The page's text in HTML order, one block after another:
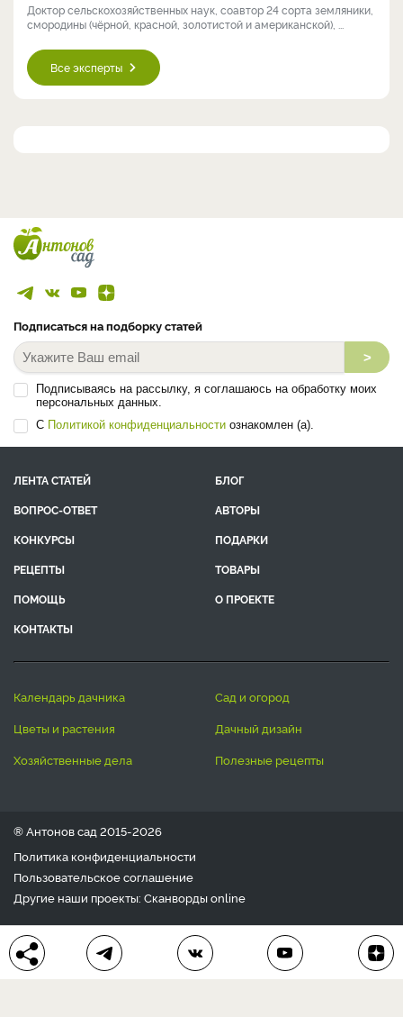
Доктор сельскохозяйственных наук, соавтор 24 сорта земляники,
смородины (чёрной, красной, золотистой и американской), ...
Все эксперты
Подписаться на подборку статей
>
Подписываясь на рассылку, я соглашаюсь на обработку моих
персональных данных.
С Политикой конфиденциальности ознакомлен (а).
ЛЕНТА СТАТЕЙ
БЛОГ
ВОПРОС-ОТВЕТ
АВТОРЫ
КОНКУРСЫ
ПОДАРКИ
РЕЦЕПТЫ
ТОВАРЫ
ПОМОЩЬ
О ПРОЕКТЕ
КОНТАКТЫ
календарь дачника
сад и огород
цветы и растения
дачный дизайн
хозяйственные дела
полезные рецепты
® Антонов сад 2015-2026
Политика конфиденциальности
Пользовательское соглашение
Другие наши проекты: Сканвордыonline
Любое использование материала допускается только с
письменного согласия редакции